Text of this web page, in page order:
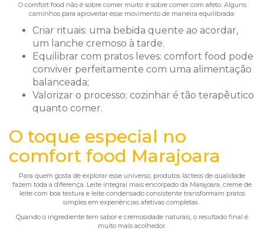
O comfort food não é sobre comer muito: é sobre comer com afeto. Alguns
caminhos para aproveitar esse movimento de maneira equilibrada:
Criar rituais: uma bebida quente ao acordar,
um lanche cremoso à tarde.
Equilibrar com pratos leves: comfort food pode
conviver perfeitamente com uma alimentação
balanceada;
Valorizar o processo: cozinhar é tão terapêutico
quanto comer.
O toque especial no
comfort food Marajoara
Para quem gosta de explorar esse universo, produtos lácteos de qualidade
fazem toda a diferença. Leite integral mais encorpado da Marajoara, creme de
leite com boa textura e leite condensado consistente transformam pratos
simples em experiências afetivas completas.
Quando o ingrediente tem sabor e cremosidade naturais, o resultado final é
muito mais acolhedor.